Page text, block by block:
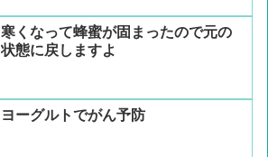
寒くなって蜂蜜が固まったので元の
状態に戻しますよ
ヨーグルトでがん予防